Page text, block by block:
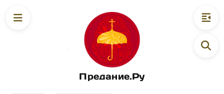
Предание.Ру